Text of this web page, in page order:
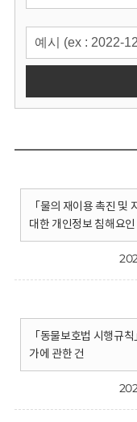
「물의 재이용 촉진
대한 개인정보 침해요
「동물보호법 시행규
가에 관한 건